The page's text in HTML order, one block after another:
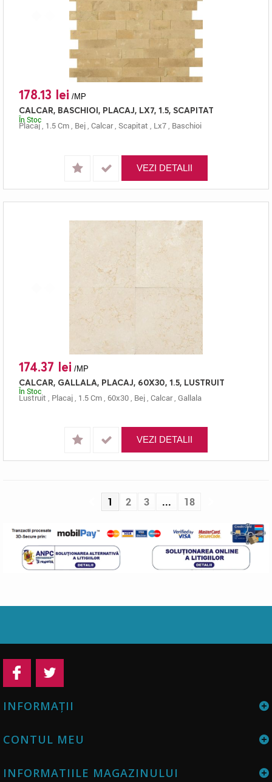
178.13 lei /MP
CALCAR, BASCHIOI, PLACAJ, LX7, 1.5, SCAPITAT
Placaj, 1.5 Cm, Bej, Calcar, Scapitat , Lx7, Baschioi
În Stoc
VEZI DETALII
174.37 lei /MP
CALCAR, GALLALA, PLACAJ, 60X30, 1.5, LUSTRUIT
Lustruit Placaj 1.5 Cm 60x30 Bej Calcar, Gallala
În Stoc
VEZI DETALII
1 2 3 ... 18
INFORMAŢII
CONTUL MEU
INFORMATIILE MAGAZINULUI